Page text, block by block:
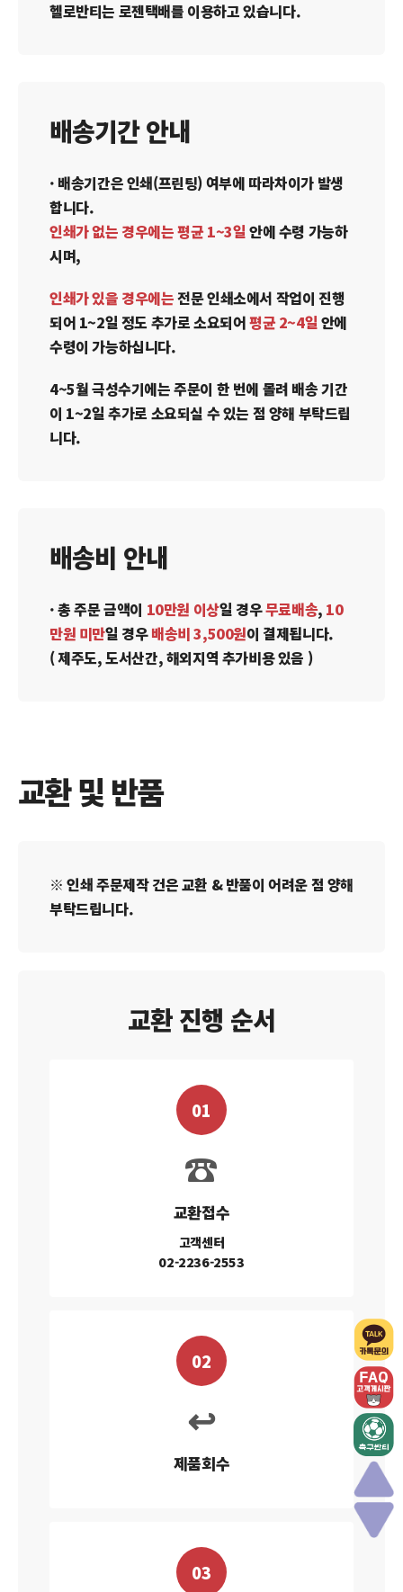
헬로반티는 로젠택배를 이용하고 있습니다.
배송기간 안내
· 배송기간은 인쇄(프린팅) 여부에 따라차이가 발생
합니다.
인쇄가 없는 경우에는 평균 1~3일 안에 수령 가능하
시며,
인쇄가 있을 경우에는전문 인쇄소에서 작업이 진행
되어 1~2일 정도 추가로 소요되어평균 2~4일 안에
수령이 가능하십니다.
4~5월 극성수기에는 주문이 한 번에 몰려 배송 기간
이 1~2일 추가로 소요되실 수 있는 점 양해 부탁드립
니다.
배송비 안내
· 총 주문 금액이 10만원 이상일 경우무료배송, 10
만원 미만일 경우배송비 3,500원이 결제됩니다.
( 제주도, 도서산간, 해외지역 추가비용 있음 )
교환 및 반품
※ 인쇄 주문제작 건은 교환 & 반품이 어려운 점 양해
부탁드립니다.
교환 진행 순서
01
☎
교환접수
고객센터
02-2236-2553
02
↩
제품회수
03